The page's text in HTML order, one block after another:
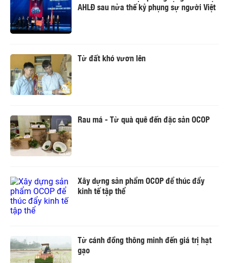
AHLĐ sau nửa thế kỷ phụng sự người Việt
Từ đất khó vươn lên
Rau má - Từ quà quê đến đặc sản OCOP
Xây dựng sản phẩm OCOP để thúc đẩy
kinh tế tập thể
Từ cánh đồng thông minh đến giá trị hạt
gạo